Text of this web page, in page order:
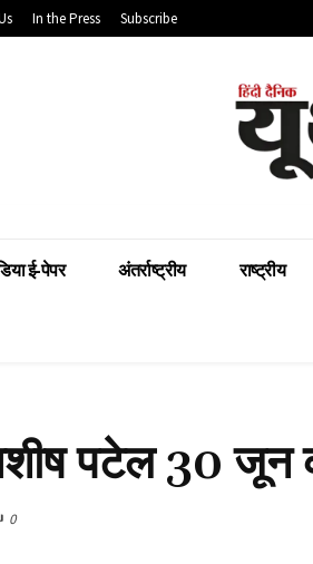
In the Press Subscribe
ई-पेपर अंतर्राष्ट्रीय राष्ट्रीय
पटेल 30 जून
0